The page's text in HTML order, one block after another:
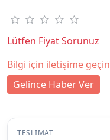
Lütfen Fiyat Sorunuz
Bilgi için iletişime geçin
Gelince Haber Ver
TESLIMAT